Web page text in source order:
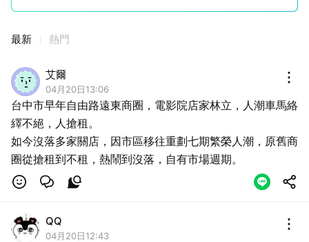
最新 熱門
艾爾
04月20日13:06
台中市早年自由路遠東商圈，電影院店家林立，人潮車馬絡
繹不絕，人搶租。
如今沒落多家關店，因市區移往重劃七期繁榮人潮，原舊商
圈從搶租到不租，熱鬧到沒落，自有市場週期。
QQ
04月20日12:43